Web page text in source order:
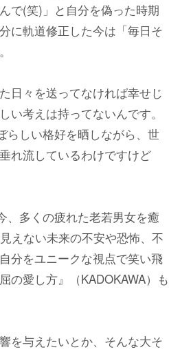
で(笑)」と自分を偽った時期
に軌道修正した今は「毎日そ
日々を送ってなければ幸せじ
い考えは持ってないんです。
らしい格好を晒しながら、世
れ流しているわけですけど
、多くの疲れた老若男女を癒
えない未来の不安や恐怖、不
分をユニークな視点で笑い飛
の愛し方』（KADOKAWA）も
を与えたいとか、そんな大そ